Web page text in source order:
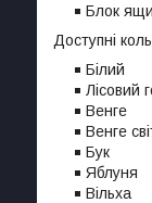
Блок
Доступні
Білий
Лісовий
Венге
Венге
Бук
Яблуня
Вільха